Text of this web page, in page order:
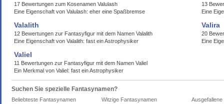
17 Bewertungen zum Kosenamen Valulash
Eine Eigenschaft von Valulash: eher eine Spaßbremse
13
Eine
Valalith
12 Bewertungen zur Fantasyfigur mit dem Namen Valalith
Eine Eigenschaft von Valalith: fast ein Astrophysiker
Valira
20
Eine
Valiel
11 Bewertungen zur Fantasyfigur mit dem Namen Valiel
Ein Merkmal von Valiel: fast ein Astrophysiker
Suchen Sie spezielle Fantasynamen?
Beliebteste Fantasynamen Witzige Fantasynamen